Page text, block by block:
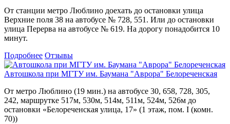
От станции метро Люблино доехать до остановки улица
Верхние поля 38 на автобусе № 728, 551. Или до остановки
улица Перерва на автобусе № 619. На дорогу понадобится 10
минут.
Подробнее Отзывы
Автошкола при МГТУ им. Баумана "Аврора" Белореченская
От метро Люблино (19 мин.) на автобусе 30, 658, 728, 305,
242, маршрутке 517м, 530м, 514м, 511м, 524м, 526м до
остановки «Белореченская улица, 17» (1 этаж, пом. I (комн.
70))